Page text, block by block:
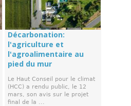
Décarbonation:
l'agriculture et
l'agroalimentaire au
pied du mur
Le Haut Conseil pour le climat
(HCC) a rendu public, le 12
mars, son avis sur le projet
final de la ...